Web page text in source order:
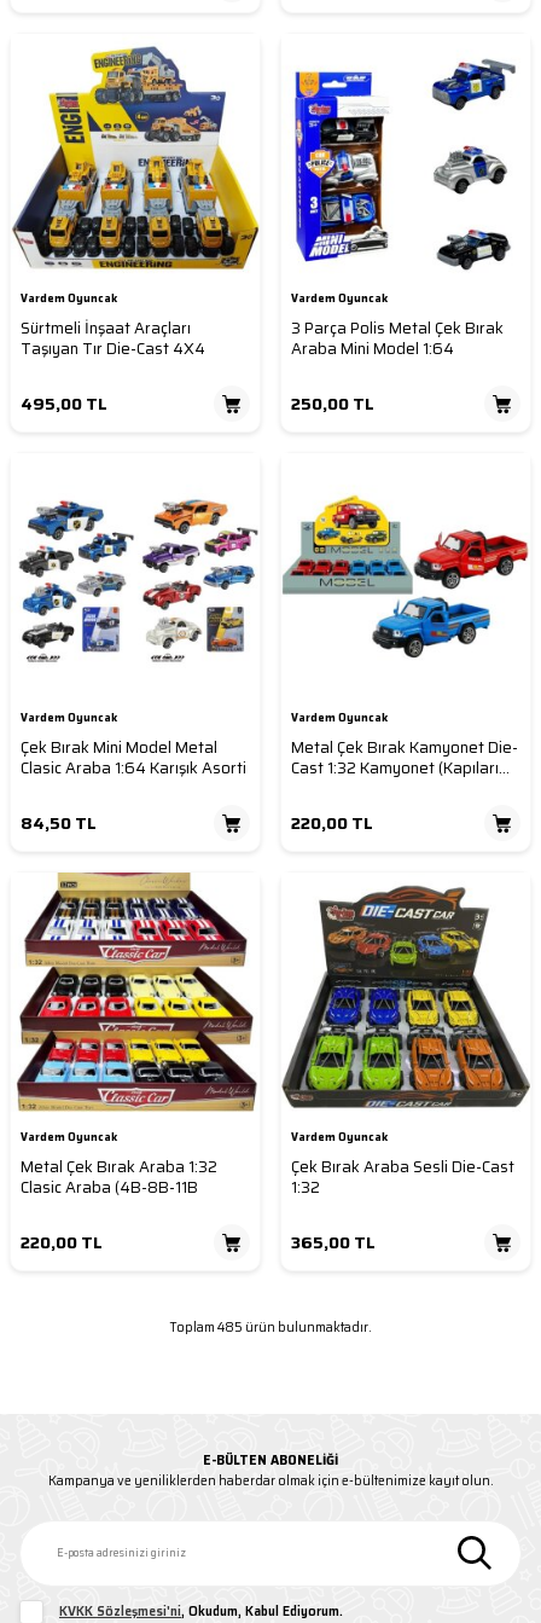
Vardem Oyuncak
Sürtmeli İnşaat Araçları
Taşıyan Tır Die-Cast 4X4
495,00TL
Vardem Oyuncak
3 Parça Polis Metal Çek Bırak
Araba Mini Model 1:64
250,00TL
Vardem Oyuncak
Çek Bırak Mini Model Metal
Clasic Araba 1:64 Karışık Asorti
84,50TL
Vardem Oyuncak
Metal Çek Bırak Kamyonet Die-
Cast 1:32 Kamyonet (Kapıları
220,00TL
Vardem Oyuncak
Metal Çek Bırak Araba 1:32
Clasic Araba (4B-8B-11B
220,00TL
Vardem Oyuncak
Çek Bırak Araba Sesli Die-Cast
1:32
365,00TL
Toplam 485 ürün bulunmaktadır.
E-BÜLTEN ABONELIĞI
Kampanya ve yeniliklerden haberdar olmak için e-bültenimize kayıt olun.
KVKK Sözleşmesi'ni, Okudum, Kabul Ediyorum.